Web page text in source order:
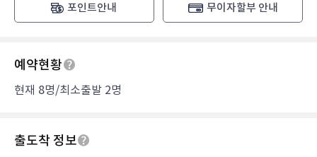
포인트안내 무이자할부 안내
예약현황
현재 8명/최소출발 2명
출도착 정보